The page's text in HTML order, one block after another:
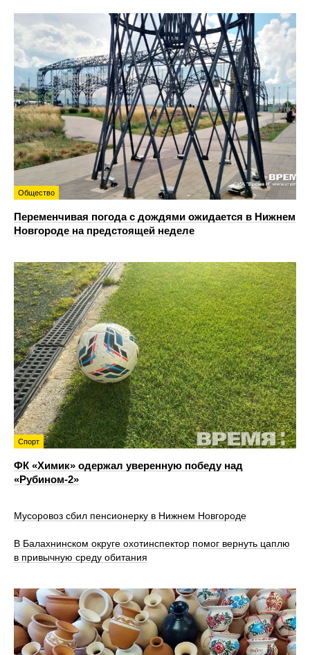
Общество
Переменчивая погода с дождями ожидается в Нижнем
Новгороде на предстоящей неделе
Спорт
ФК «Химик» одержал уверенную победу над
«Рубином‑2»
Мусоровоз сбил пенсионерку в Нижнем Новгороде
В Балахнинском округе охотинспектор помог вернуть цаплю
в привычную среду обитания